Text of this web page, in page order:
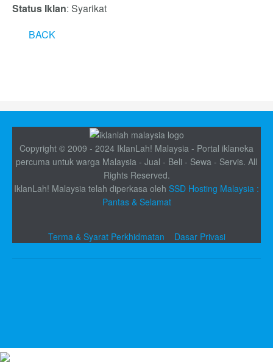
Status Iklan: Syarikat
BACK
Copyright © 2009 - 2024 IklanLah! Malaysia - Portal iklaneka
percuma untuk warga Malaysia - Jual - Beli - Sewa - Servis. All
Rights Reserved.
IklanLah! Malaysia telah diperkasa oleh SSD Hosting Malaysia :
Pantas & Selamat
Terma & Syarat Perkhidmatan Dasar Privasi